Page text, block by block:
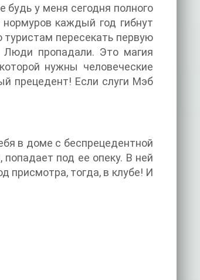
у меня сегодня полного
каждый год гибнут
пересекать первую
пропадали. Это магия
нужны человеческие
прецедент! Если слуги Мэб
в доме с беспрецедентной
под ее опеку. В ней
присмотра, тогда, в клубе! И